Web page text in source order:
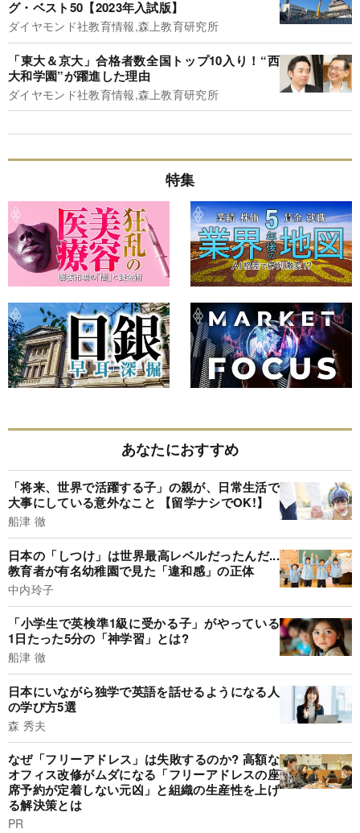
グ・ベスト50【2023年入試版】
ダイヤモンド社教育情報,森上教育研究所
「東大＆京大」合格者数全国トップ10入り！“西
大和学園”が躍進した理由
ダイヤモンド社教育情報,森上教育研究所
特集
あなたにおすすめ
「将来、世界で活躍する子」の親が、日常生活で
大事にしている意外なこと 【留学ナシでOK!】
船津 徹
日本の「しつけ」は世界最高レベルだったんだ...
教育者が有名幼稚園で見た「違和感」の正体
中内玲子
「小学生で英検準1級に受かる子」がやっている
1日たった5分の「神学習」とは?
船津 徹
日本にいながら独学で英語を話せるようになる人
の学び方5選
森 秀夫
なぜ「フリーアドレス」は失敗するのか? 高額な
オフィス改修がムダになる「フリーアドレスの座
席予約が定着しない元凶」と組織の生産性を上げ
る解決策とは
PR